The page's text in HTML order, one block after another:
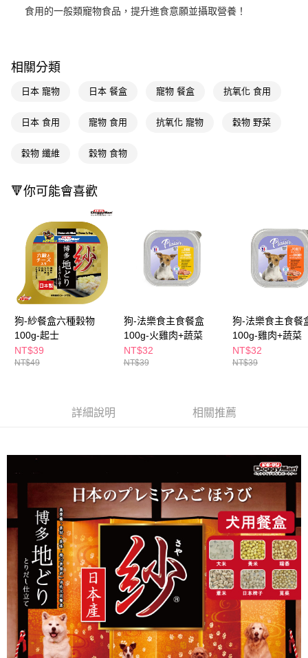
相關說明
AFTEE先享後付是「在收到商品之後才付款」的支付方式。 讓您購物簡單
１．簡單：不需註冊會員、不需綁卡、不需儲值。
結帳頁面，進行簡訊認證並確認金額後，即可完成結帳。
３．收到繳費通知簡訊後14天內，點擊此簡訊中的連結，可透過四大超商／
ATM／網路銀行／等多元方式進行付款，方視為交易完成。
※ 請注意：結帳手續完成當下不需立刻繳費，但若您需要取消訂單，請聯絡
購買商品的店家。未經商家同意取消之訂單仍視為有效，需透過AFTEE先享
後付繳納相關費用。
※ 交易是否成功請以「AFTEE先享後付 」之結帳頁面顯示為準，若有關於
是否繳費成功／繳費後需取消欲退款等相關疑問，請聯繫「AFTEE先享後付
客戶支援中心」https://netprotections.freshdesk.com/support/home
【注意事項】
１．透過由恩沛科技股份有限公司提供之「AFTEE先享後付」服務完成之交
易，需依本服務之必要範圍內提供個人資料，並將交易相關給付款項請求債
權轉讓予恩沛科技股份有限公司。
「AFTEE先享後付」，若未經同意申辦者引起之損失，本公司不負相關責
時審查核予不同之上限額度；若仍有額度不足之情形，本公司將視審查結果
５．嚴禁一人註冊多個帳號或使用他人資訊註冊。若發現惡意使用之情形，
恩沛科技股份有限公司將有權停止該用戶之使用額度並採取法律行動。
即享券
運送方式
全家取貨付款
付款後全家取貨
每筆NT$65，滿NT$390(含以上)免運費
萊爾富取貨付款
每筆NT$65，滿NT$490(含以上)免運費
付款後萊爾富取貨
每筆NT$65，滿NT$490(含以上)免運費
7-11取貨付款
每筆NT$65，滿NT$490(含以上)免運費
付款後7-11取貨
付款後寶雅門市自取(由倉庫統一出貨)
每筆NT$80，滿NT$290(含以上)免運費
食用的一般類寵物食品，提升進食意願並攝取營養！
相關分類
日本 寵物 日本 餐盒 寵物 餐盒 抗氧化 食用
日本 食用 寵物 食用 抗氧化 寵物 穀物 野菜
穀物 纖維 穀物 食物
🔻你可能會喜歡
狗-紗餐盒六種穀物
100g-起士
NT$39
NT$49
狗-法樂食主食餐盒
100g-火雞肉+蔬菜
NT$32
NT$39
狗-法樂食主食餐
100g-雞肉+蔬菜
NT$32
NT$39
詳細說明 相關推薦